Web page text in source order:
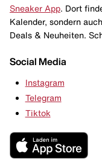
Sneaker App . Dort
Kalender, sondern
Deals & Neuheiten.
Social Media
Instagram
Telegram
Tiktok